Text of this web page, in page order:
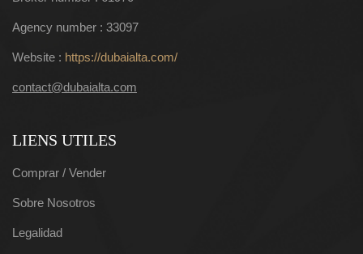
Agency number : 33097
Website : https://dubaialta.com/
contact@dubaialta.com
LIENS UTILES
Comprar / Vender
Sobre Nosotros
Legalidad